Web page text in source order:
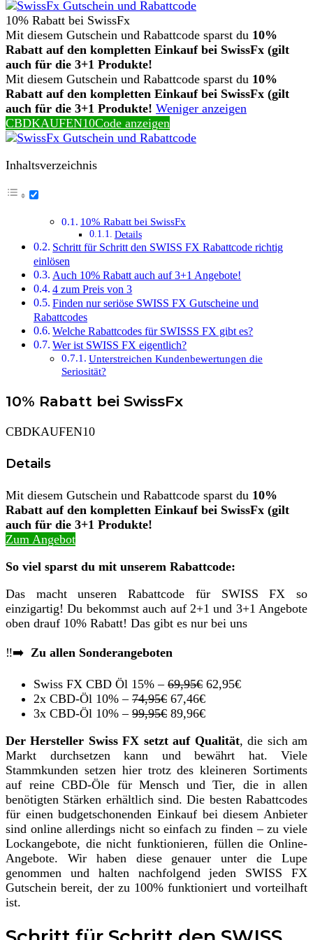
10% Rabatt bei SwissFx
Mit diesem Gutschein und Rabattcode sparst du 10%
Rabatt auf den kompletten Einkauf bei SwissFx (gilt
auch für die 3+1 Produkte!
Mit diesem Gutschein und Rabattcode sparst du 10%
Rabatt auf den kompletten Einkauf bei SwissFx (gilt
auch für die 3+1 Produkte! Weniger anzeigen
CBDKAUFEN10Code anzeigen
Inhaltsverzeichnis
10% Rabatt bei SwissFx
Details
Schritt für Schritt den SWISS FX Rabattcode richtig
einlösen
Auch 10% Rabatt auch auf 3+1 Angebote!
4 zum Preis von 3
Finden nur seriöse SWISS FX Gutscheine und
Rabattcodes
Welche Rabattcodes für SWISSS FX gibt es?
Wer ist SWISS FX eigentlich?
Unterstreichen Kundenbewertungen die
Seriosität?
10% Rabatt bei SwissFx
CBDKAUFEN10
Details
Mit diesem Gutschein und Rabattcode sparst du 10%
Rabatt auf den kompletten Einkauf bei SwissFx (gilt
auch für die 3+1 Produkte!
Zum Angebot
So viel sparst du mit unserem Rabattcode:
Das macht unseren Rabattcode für SWISS FX so
einzigartig! Du bekommst auch auf 2+1 und 3+1 Angebote
oben drauf 10% Rabatt! Das gibt es nur bei uns
‼️➡️ Zu allen Sonderangeboten
Swiss FX CBD Öl 15% – 69,95€ 62,95€
2x CBD-Öl 10% – 74,95€ 67,46€
3x CBD-Öl 10% – 99,95€ 89,96€
Der Hersteller Swiss FX setzt auf Qualität, die sich am
Markt durchsetzen kann und bewährt hat. Viele
Stammkunden setzen hier trotz des kleineren Sortiments
auf reine CBD-Öle für Mensch und Tier, die in allen
benötigten Stärken erhältlich sind. Die besten Rabattcodes
für einen budgetschonenden Einkauf bei diesem Anbieter
sind online allerdings nicht so einfach zu finden – zu viele
Lockangebote, die nicht funktionieren, füllen die Online-
Angebote. Wir haben diese genauer unter die Lupe
genommen und halten nachfolgend jeden SWISS FX
Gutschein bereit, der zu 100% funktioniert und vorteilhaft
ist.